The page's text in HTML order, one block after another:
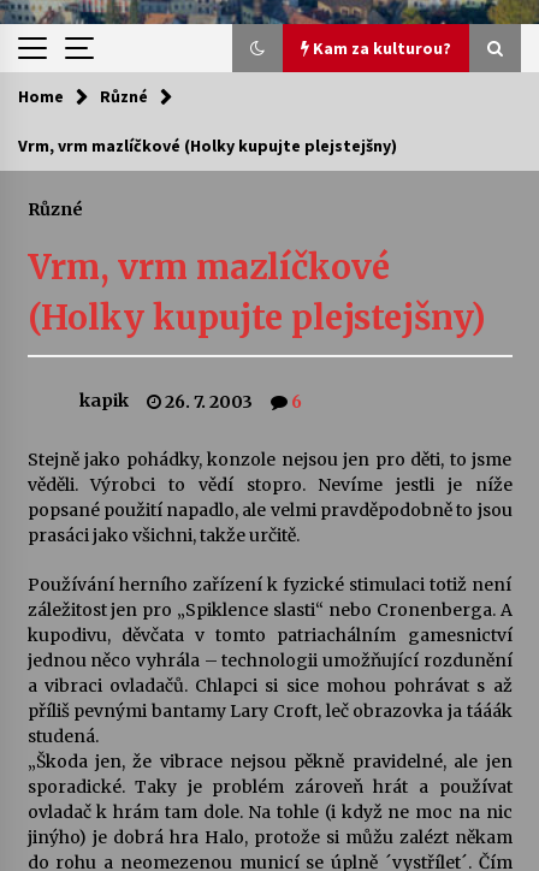
Kam za kulturou?
Kam za kulturou?
kapkou
30. 7. 2026
Veselí muzikanti
Pozvánka na integrační festival Quijotova
šedesátka: 28. 7.–1. 8. 2026
Letní koncerty ve Stromovce: Kolchoz a
Jenakaši
28. 7. 2026
23. 7. 2026
Letní koncerty ve Stromovce: Rufus Miller
Home Různé
Vrm, vrm mazlíčkové (Holky kupujte plejstejšny)
Různé
Vrm, vrm mazlíčkové
(Holky kupujte plejstejšny)
kapik 26. 7. 2003 6
Stejně jako pohádky, konzole nejsou jen pro děti, to jsme
věděli. Výrobci to vědí stopro. Nevíme jestli je níže
popsané použití napadlo, ale velmi pravděpodobně to jsou
prasáci jako všichni, takže určitě.
Používání herního zařízení k fyzické stimulaci totiž není
záležitost jen pro „Spiklence slasti“ nebo Cronenberga. A
kupodivu, děvčata v tomto patriachálním gamesnictví
jednou něco vyhrála – technologii umožňující rozdunění
a vibraci ovladačů. Chlapci si sice mohou pohrávat s až
příliš pevnými bantamy Lary Croft, leč obrazovka ja tááák
studená.
„Škoda jen, že vibrace nejsou pěkně pravidelné, ale jen
sporadické. Taky je problém zároveň hrát a používat
ovladač k hrám tam dole. Na tohle (i když ne moc na nic
jinýho) je dobrá hra Halo, protože si můžu zalézt někam
do rohu a neomezenou municí se úplně ´vystřílet´. Čím